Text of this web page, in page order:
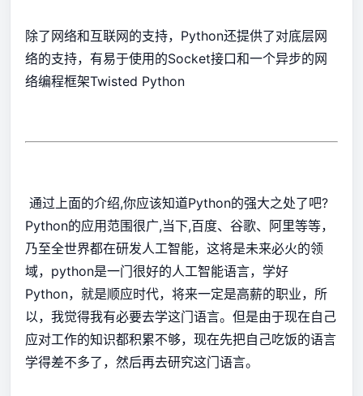
除了网络和互联网的支持，Python还提供了对底层网
络的支持，有易于使用的Socket接口和一个异步的网
络编程框架Twisted Python
通过上面的介绍,你应该知道Python的强大之处了吧?
Python的应用范围很广,当下,百度、谷歌、阿里等等，
乃至全世界都在研发人工智能，这将是未来必火的领
域，python是一门很好的人工智能语言，学好
Python，就是顺应时代，将来一定是高薪的职业，所
以，我觉得我有必要去学这门语言。但是由于现在自己
应对工作的知识都积累不够，现在先把自己吃饭的语言
学得差不多了，然后再去研究这门语言。